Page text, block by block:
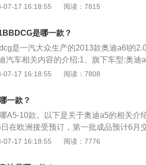
引入国内的代号C3的第三代奥迪100。
用钢铝复合式车身结构，包括车身覆盖
铝质铸件以及热成型钢材；前悬塔顶、
前后保险杠防撞梁等均采用了不同工艺
量减轻16公斤。
07-17 16:18:55 阅读：7815
是哪一款？
是一汽大众生产的2013款奥迪a6I的
汽车相关内容的介绍:1、旗下车型:奥迪
等。2、奥迪a6|介绍:前悬架是五连杆独
，与其匹配的是7挡双离合变速箱。
07-17 16:18:55 阅读：7808
一款？
A5-10款。以下是关于奥迪a5的相关介
在欧洲接受预订，第一批成品预计6月
系列，定位于高档双门轿跑车这一充满
工艺完美结合，是奥迪“突破科技，启迪
07-17 16:18:55 阅读：7776